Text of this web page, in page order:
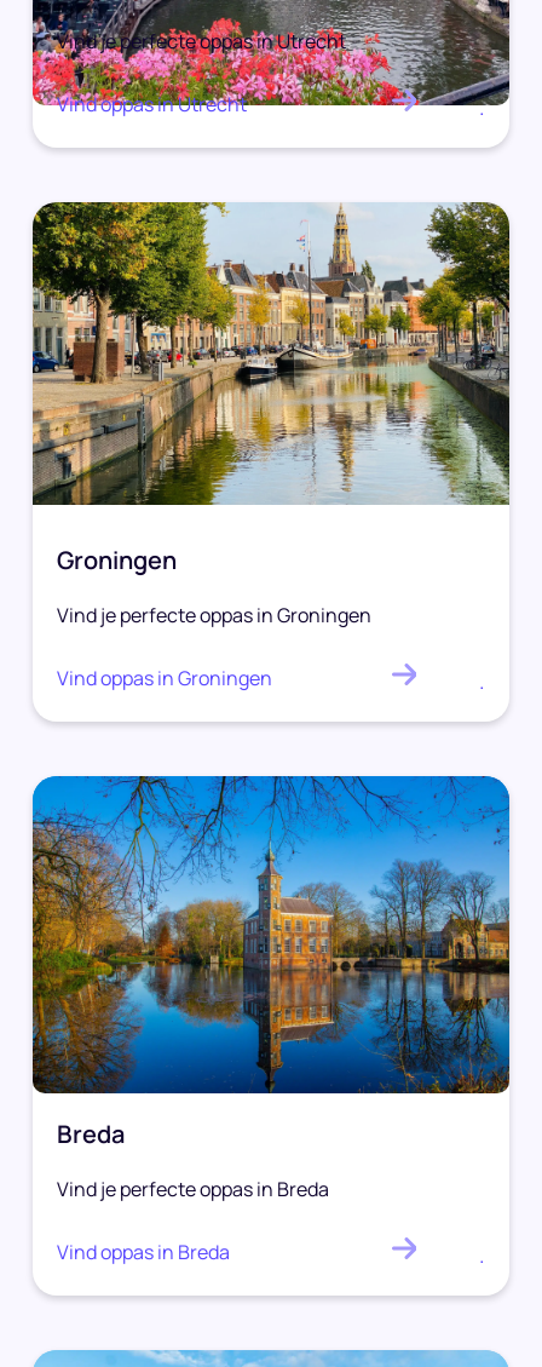
Vind je perfecte oppas in Utrecht
Vind oppas in Utrecht .
Groningen
Vind je perfecte oppas in Groningen
Vind oppas in Groningen .
Breda
Vind je perfecte oppas in Breda
Vind oppas in Breda .